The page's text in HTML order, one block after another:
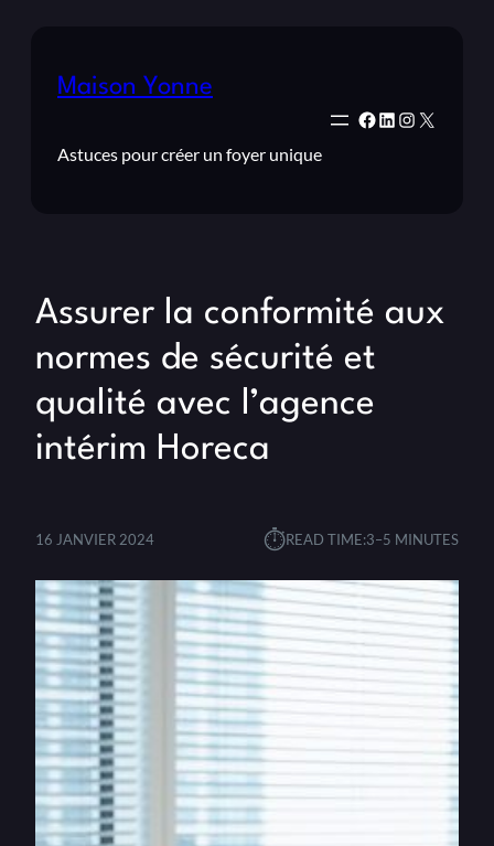
Maison Yonne
Astuces pour créer un foyer unique
Facebook
LinkedIn
Instagram
X
Assurer la conformité aux
normes de sécurité et
qualité avec l’agence
intérim Horeca
16 JANVIER 2024 ⏱︎READ TIME:3–5 MINUTES